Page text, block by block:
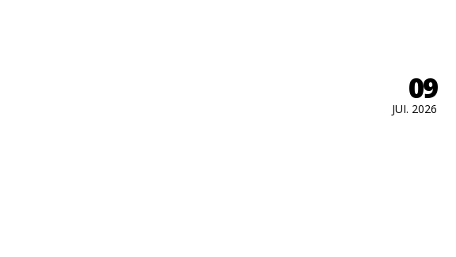
09
JUI. 2026